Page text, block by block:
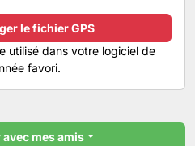
le fichier GPS
utilisé dans votre logiciel de
favori.
avec mes amis